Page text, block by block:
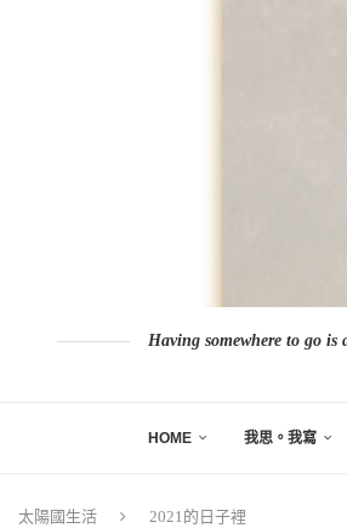
Having somewhere to go
HOME 我思。我寫
太陽國生活 2021的日子裡